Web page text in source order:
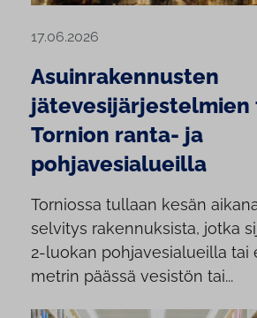
17.06.2026
Asuinrakennusten
jätevesijärjestelmien
Tornion ranta- ja
pohjavesialueilla
Torniossa tullaan kesän
selvitys rakennuksista, jotka
2-luokan pohjavesialueilla tai
metrin päässä vesistön tai...